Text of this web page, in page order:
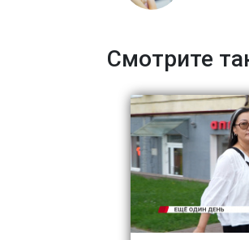
Смотрите